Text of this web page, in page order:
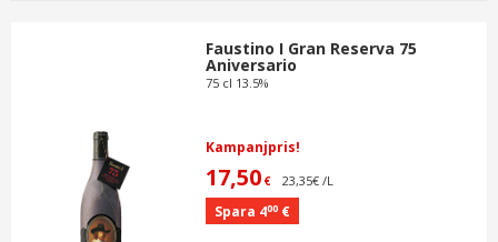
Faustino I Gran Reserva 75
Aniversario
75 cl 13.5%
Kampanjpris!
17,50 € 23,35€ /L
Spara 400 €